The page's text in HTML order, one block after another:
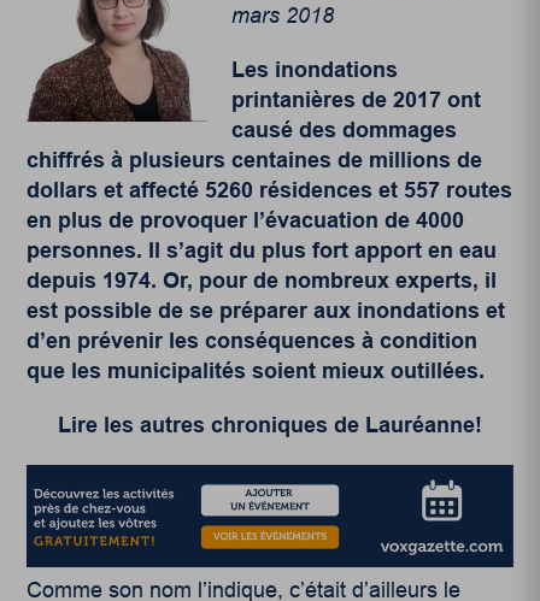
mars 2018
Les inondations
printanières de 2017 ont
causé des dommages
chiffrés à plusieurs centaines de millions de
dollars et affecté 5260 résidences et 557 routes
en plus de provoquer l’évacuation de 4000
personnes. Il s’agit du plus fort apport en eau
depuis 1974. Or, pour de nombreux experts, il
est possible de se préparer aux inondations et
d’en prévenir les conséquences à condition
que les municipalités soient mieux outillées.
Lire les autres chroniques de Lauréanne!
Comme son nom l’indique, c’était d’ailleurs le